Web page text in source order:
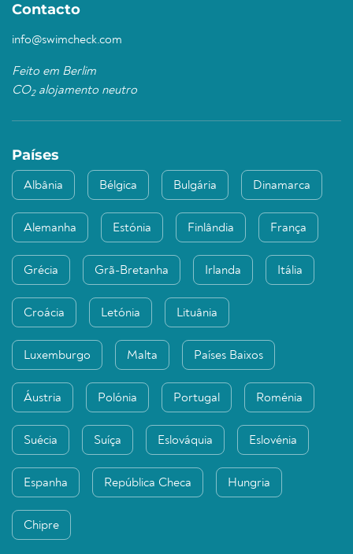
Contacto
info@swimcheck.com
Feito em Berlim
CO2alojamento neutro
Países
Albânia Bélgica Bulgária Dinamarca
Alemanha Estónia Finlândia França
Grécia Grã-Bretanha Irlanda Itália
Croácia Letónia Lituânia
Luxemburgo Malta Países Baixos
Áustria Polónia Portugal Roménia
Suécia Suíça Eslováquia Eslovénia
Espanha República Checa Hungria
Chipre